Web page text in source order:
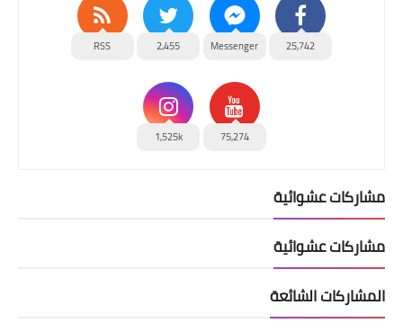
25,742
Messenger
2,455
RSS
75,274
1,525k
مشاركات عشوائية
مشاركات عشوائية
المشاركات الشائعة